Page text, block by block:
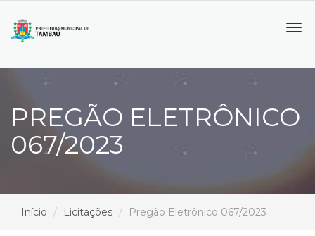
PREGÃO ELETRÔNICO
067/2023
Início Licitações Pregão Eletrônico 067/2023